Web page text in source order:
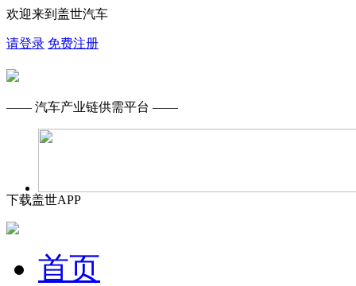
欢迎来到盖世汽车
请登录 免费注册
—— 汽车产业链供需平台 ——
下载盖世APP
首页